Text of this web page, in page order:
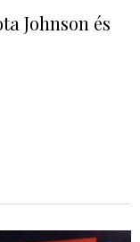
Johnson és